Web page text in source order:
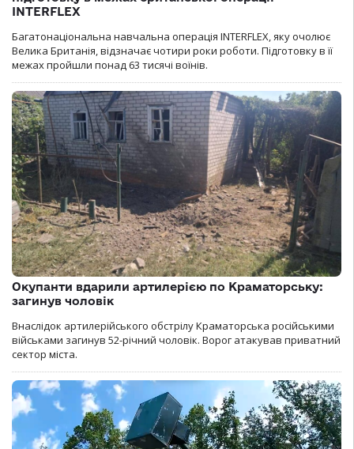
INTERFLEX
Багатонаціональна навчальна операція INTERFLEX, яку очолює
Велика Британія, відзначає чотири роки роботи. Підготовку в її
межах пройшли понад 63 тисячі воїнів.
Окупанти вдарили артилерією по Краматорську:
загинув чоловік
Внаслідок артилерійського обстрілу Краматорська російськими
військами загинув 52-річний чоловік. Ворог атакував приватний
сектор міста.